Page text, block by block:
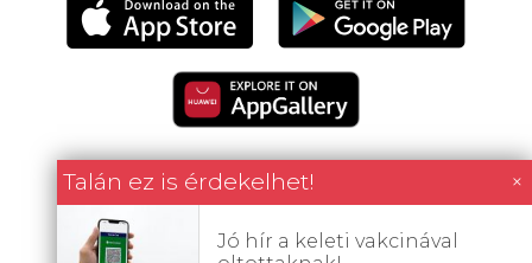
Talán ez is érdekelhet! ×
Jó hír a keleti vakcinával
Minden tartalom jogvédett © 2026 Utazómajom.